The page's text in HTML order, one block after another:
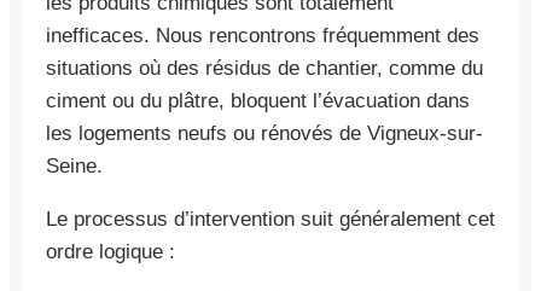
inefficaces. Nous rencontrons fréquemment des
situations où des résidus de chantier, comme du
ciment ou du plâtre, bloquent l’évacuation dans
les logements neufs ou rénovés de Vigneux-sur-
Seine.
Le processus d’intervention suit généralement cet
ordre logique :